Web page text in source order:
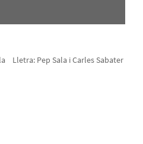
Lletra: Pep Sala i Carles Sabater